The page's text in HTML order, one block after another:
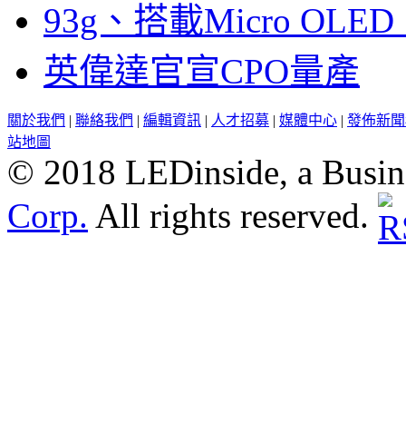
93g、搭載Micro
英偉達官宣CPO量產
關於我們 | 聯絡我們 | 編輯資訊 | 人才招募 | 媒體中心 | 發佈新
站地圖
© 2018 LEDinside, a
Corp. All rights reserved.